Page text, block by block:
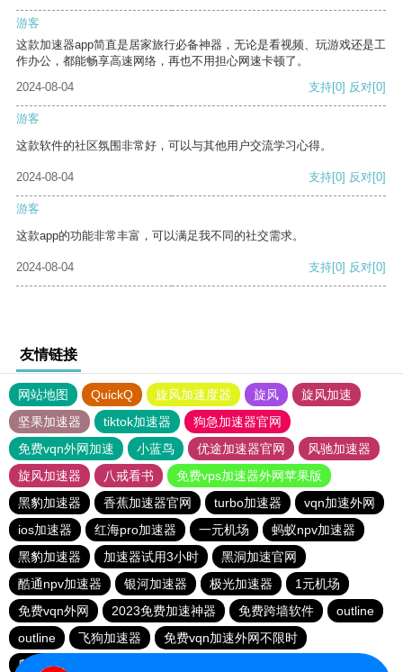
游客
这款加速器app简直是居家旅行必备神器，无论是看视频、玩游戏还是工
作办公，都能畅享高速网络，再也不用担心网速卡顿了。
2024-08-04
支持[0] 反对[0]
游客
这款软件的社区氛围非常好，可以与其他用户交流学习心得。
2024-08-04 支持[0] 反对[0]
游客
这款app的功能非常丰富，可以满足我不同的社交需求。
2024-08-04 支持[0] 反对[0]
友情链接
网站地图 QuickQ 旋风加速度器 旋风
旋风加速
坚果加速器
tiktok加速器
狗急加速器官网
免费vqn外网加速
小蓝鸟 优途加速器官网
风驰加速器
旋风加速器
八戒看书
免费vps加速器外网苹果版
黑豹加速器
香蕉加速器官网 turbo加速器
vqn加速外网
ios加速器
红海pro加速器 一元机场
蚂蚁npv加速器
黑豹加速器
加速器试用3小时
黑洞加速官网
酷通npv加速器
银河加速器 极光加速器
1元机场
免费vqn外网
2023免费加速神器 免费跨墙软件
outline
outline
飞狗加速器
免费vqn加速外网不限时
爬墙专用加速器